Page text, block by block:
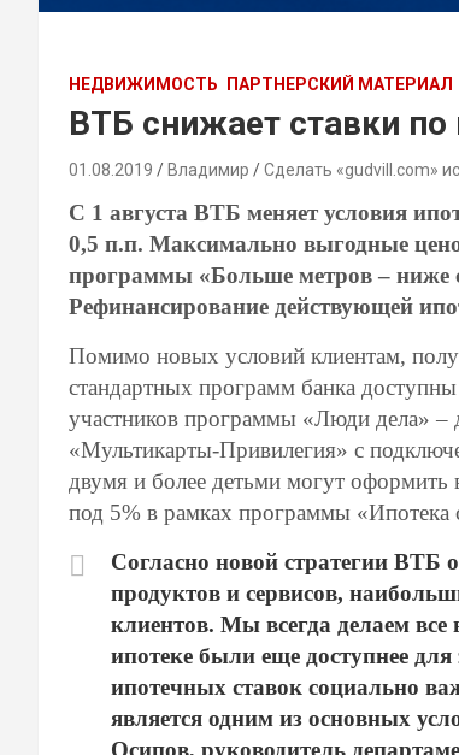
НЕДВИЖИМОСТЬ ПАРТНЕРСКИЙ МАТЕРИАЛ
ВТБ снижает ставки по
01.08.2019 Владимир Сделать «gudvill.com»
С 1 августа ВТБ меняет условия
0,5 п.п. Максимально выгодные
программы «Больше метров – ниже
Рефинансирование действующей
Помимо новых условий клиентам,
стандартных программ банка
участников программы «Люди дела»
«Мультикарты-Привилегия» с
двумя и более детьми могут
под 5% в рамках программы «Ипотека
Согласно новой стратегии ВТБ
продуктов и сервисов,
клиентов. Мы всегда делаем
ипотеке были еще доступнее
ипотечных ставок социально
является одним из основных
Осипов, руководитель